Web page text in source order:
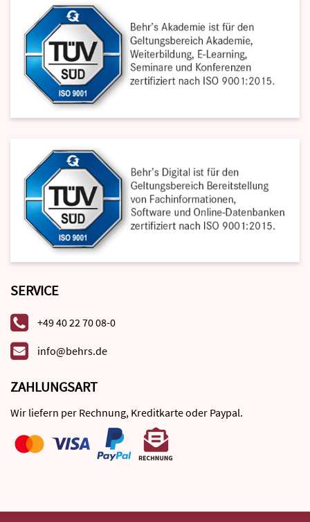
SERVICE
+49 40 22 70 08-0
info@behrs.de
ZAHLUNGSART
Wir liefern per Rechnung, Kreditkarte oder Paypal.